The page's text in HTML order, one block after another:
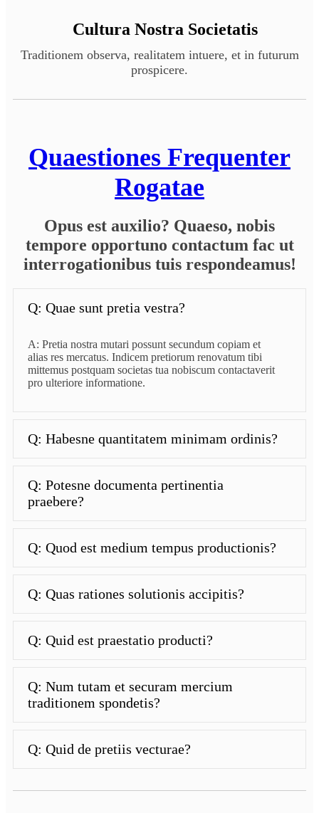
Cultura Nostra Societatis
Traditionem observa, realitatem intuere, et in futurum
prospicere.
Quaestiones Frequenter
Rogatae
Opus est auxilio? Quaeso, nobis
tempore opportuno contactum fac ut
interrogationibus tuis respondeamus!
Q: Quae sunt pretia vestra?
A: Pretia nostra mutari possunt secundum copiam et
alias res mercatus. Indicem pretiorum renovatum tibi
mittemus postquam societas tua nobiscum contactaverit
pro ulteriore informatione.
Q: Habesne quantitatem minimam ordinis?
Q: Potesne documenta pertinentia
praebere?
Q: Quod est medium tempus productionis?
Q: Quas rationes solutionis accipitis?
Q: Quid est praestatio producti?
Q: Num tutam et securam mercium
traditionem spondetis?
Q: Quid de pretiis vecturae?